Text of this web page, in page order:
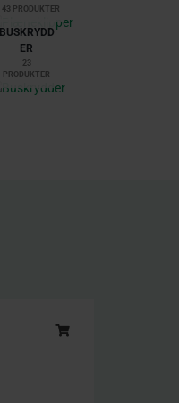
43 PRODUKTER
BUSKRYDD
ER
23
PRODUKTER